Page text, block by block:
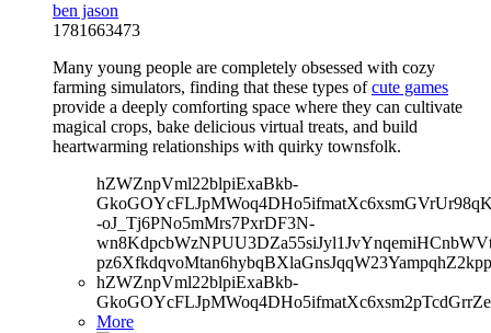
ben jason
1781663473
Many young people are completely obsessed with cozy
farming simulators, finding that these types ofcute games
provide a deeply comforting space where they can cultivate
magical crops, bake delicious virtual treats, and build
heartwarming relationships with quirky townsfolk.
hZWZnpVml22blpiExaBkb-
-oJ_Tj6PNo5mMrs7PxrDF3N-
hZWZnpVml22blpiExaBkb-
More